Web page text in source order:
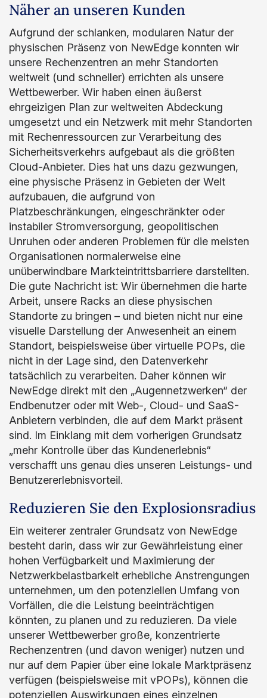
Näher an unseren Kunden
Aufgrund der schlanken, modularen Natur der
physischen Präsenz von NewEdge konnten wir
unsere Rechenzentren an mehr Standorten
weltweit (und schneller) errichten als unsere
Wettbewerber. Wir haben einen äußerst
ehrgeizigen Plan zur weltweiten Abdeckung
umgesetzt und ein Netzwerk mit mehr Standorten
mit Rechenressourcen zur Verarbeitung des
Sicherheitsverkehrs aufgebaut als die größten
Cloud-Anbieter. Dies hat uns dazu gezwungen,
eine physische Präsenz in Gebieten der Welt
aufzubauen, die aufgrund von
Platzbeschränkungen, eingeschränkter oder
instabiler Stromversorgung, geopolitischen
Unruhen oder anderen Problemen für die meisten
Organisationen normalerweise eine
unüberwindbare Markteintrittsbarriere darstellten.
Die gute Nachricht ist: Wir übernehmen die harte
Arbeit, unsere Racks an diese physischen
Standorte zu bringen – und bieten nicht nur eine
visuelle Darstellung der Anwesenheit an einem
Standort, beispielsweise über virtuelle POPs, die
nicht in der Lage sind, den Datenverkehr
tatsächlich zu verarbeiten. Daher können wir
NewEdge direkt mit den „Augennetzwerken“ der
Endbenutzer oder mit Web-, Cloud- und SaaS-
Anbietern verbinden, die auf dem Markt präsent
sind. Im Einklang mit dem vorherigen Grundsatz
„mehr Kontrolle über das Kundenerlebnis“
verschafft uns genau dies unseren Leistungs- und
Benutzererlebnisvorteil.
Reduzieren Sie den Explosionsradius
Ein weiterer zentraler Grundsatz von NewEdge
besteht darin, dass wir zur Gewährleistung einer
hohen Verfügbarkeit und Maximierung der
Netzwerkbelastbarkeit erhebliche Anstrengungen
unternehmen, um den potenziellen Umfang von
Vorfällen, die die Leistung beeinträchtigen
könnten, zu planen und zu reduzieren. Da viele
unserer Wettbewerber große, konzentrierte
Rechenzentren (und davon weniger) nutzen und
nur auf dem Papier über eine lokale Marktpräsenz
verfügen (beispielsweise mit vPOPs), können die
potenziellen Auswirkungen eines einzelnen